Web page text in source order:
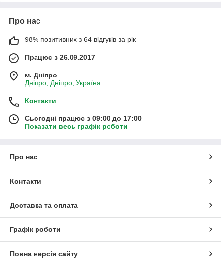
Про нас
98% позитивних з 64 відгуків за рік
Працює з 26.09.2017
м. Дніпро
Дніпро, Дніпро, Україна
Контакти
Сьогодні працює з 09:00 до 17:00
Показати весь графік роботи
Про нас
Контакти
Доставка та оплата
Графік роботи
Повна версія сайту